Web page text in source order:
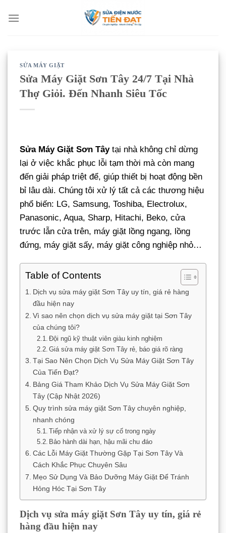
qua
SỬA MÁY GIẶT
Sửa Máy Giặt Sơn Tây 24/7 Tại Nhà
Thợ Giỏi. Đến Nhanh Siêu Tốc
Sửa Máy Giặt Sơn Tâytại nhà không chỉ dừng
lại ở việc khắc phục lỗi tạm thời mà còn mang
đến giải pháp triệt để, giúp thiết bị hoạt động bền
bỉ lâu dài. Chúng tôi xử lý tất cả các thương hiệu
phổ biến: LG, Samsung, Toshiba, Electrolux,
Panasonic, Aqua, Sharp, Hitachi, Beko, cửa
trước lẫn cửa trên, máy giặt lồng ngang, lồng
đứng, máy giặt sấy, máy giặt công nghiệp nhỏ…
Table of Contents
Dịch vụ sửa máy giặt Sơn Tây uy tín, giá rẻ hàng
đầu hiện nay
Vì sao nên chọn dịch vụ sửa máy giặt tại Sơn Tây
của chúng tôi?
Đội ngũ kỹ thuật viên giàu kinh nghiệm
Giá sửa máy giặt Sơn Tây rẻ, báo giá rõ ràng
Tại Sao Nên Chọn Dịch Vụ Sửa Máy Giặt Sơn Tây
Của Tiến Đạt?
Bảng Giá Tham Khảo Dịch Vụ Sửa Máy Giặt Sơn
Tây (Cập Nhật 2026)
Quy trình sửa máy giặt Sơn Tây chuyên nghiệp,
nhanh chóng
Tiếp nhận và xử lý sự cố trong ngày
Bảo hành dài hạn, hậu mãi chu đáo
Các Lỗi Máy Giặt Thường Gặp Tại Sơn Tây Và
Cách Khắc Phục Chuyên Sâu
Mẹo Sử Dụng Và Bảo Dưỡng Máy Giặt Để Tránh
Hỏng Hóc Tại Sơn Tây
Dịch vụ sửa máy giặt Sơn Tây uy tín, giá rẻ
hàng đầu hiện nay